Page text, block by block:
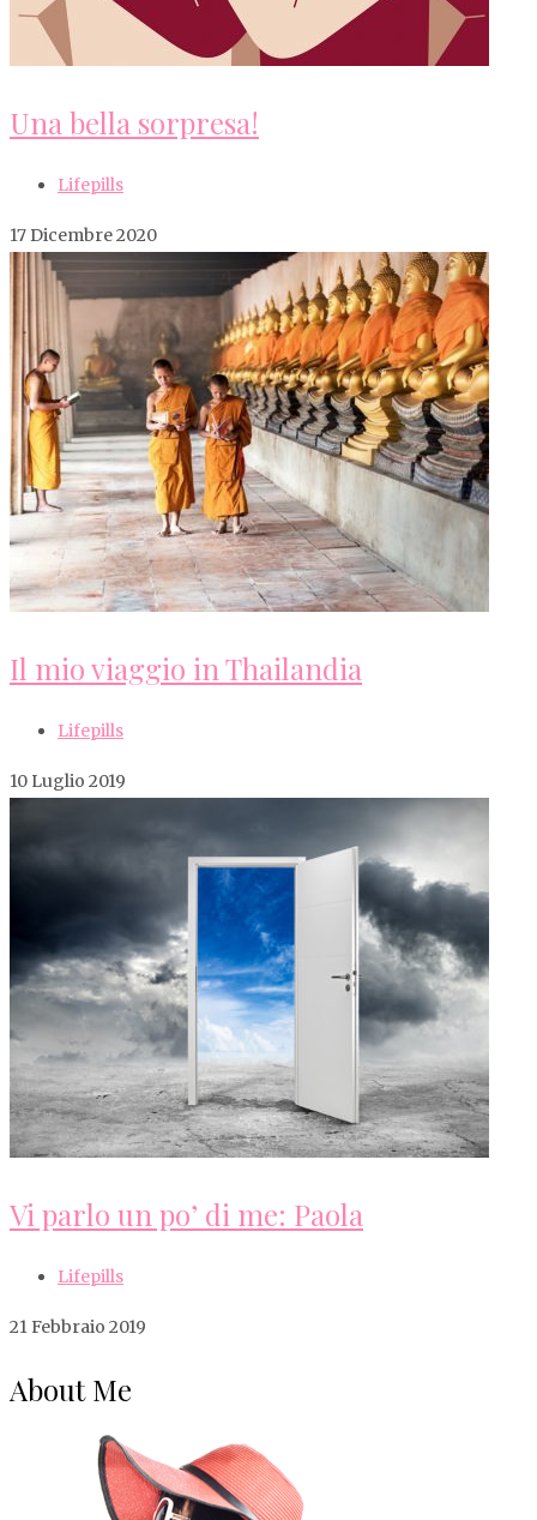
Una bella sorpresa!
Lifepills
17 Dicembre 2020
Il mio viaggio in Thailandia
Lifepills
10 Luglio 2019
Vi parlo un po’ di me: Paola
Lifepills
21 Febbraio 2019
About Me